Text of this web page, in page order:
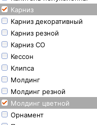
Карниз
Карниз декоративный
Карниз резной
Карниз СО
Кессон
Клипса
Молдинг
Молдинг резной
Молдинг цветной
Орнамент